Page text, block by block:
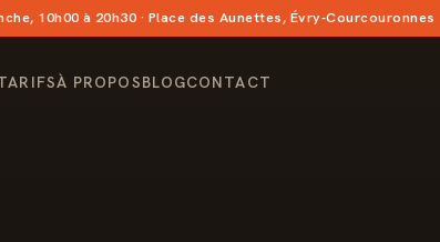
10h00 à 20h30 · Place des Aunettes, Évry-Courcouronnes
À PROPOSBLOGCONTACT